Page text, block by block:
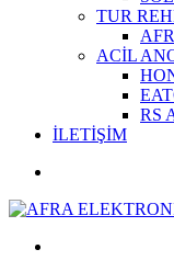
TUR
ACİL
RS
İLETİŞİM